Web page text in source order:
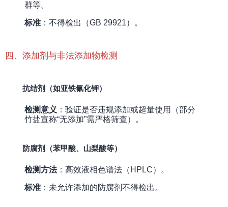
群等。
标准 ：不得检出（GB 29921）。
四、添加剂与非法添加物检测
抗结剂（如亚铁氰化钾）
检测意义 ：验证是否违规添加或超量使用（部分
竹盐宣称“无添加”需严格筛查）。
防腐剂（苯甲酸、山梨酸等）
检测方法：高效液相色谱法（HPLC）。
标准 ：未允许添加的防腐剂不得检出。